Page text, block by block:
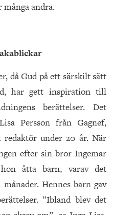
andra.
då Gud på ett särskilt sätt
har gett inspiration till
berättelser. Det
Persson från Gagnef,
redaktör under 20 år. När
efter sin bror Ingemar
hon åtta barn, varav det
Hennes barn gav
”Ibland blev det